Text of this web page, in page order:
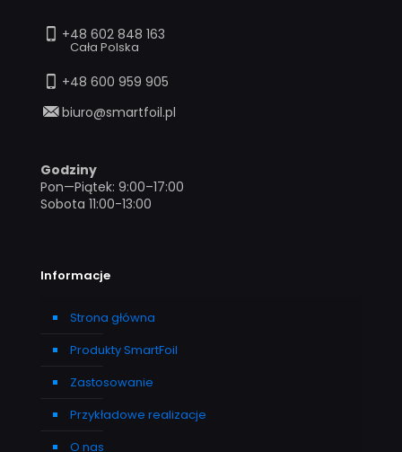
+48 602 848 163
Cała Polska
+48 600 959 905
biuro@smartfoil.pl
Godziny
Pon—Piątek: 9:00–17:00
Sobota 11:00-13:00
Informacje
Strona główna
Produkty SmartFoil
Zastosowanie
Przykładowe realizacje
O nas